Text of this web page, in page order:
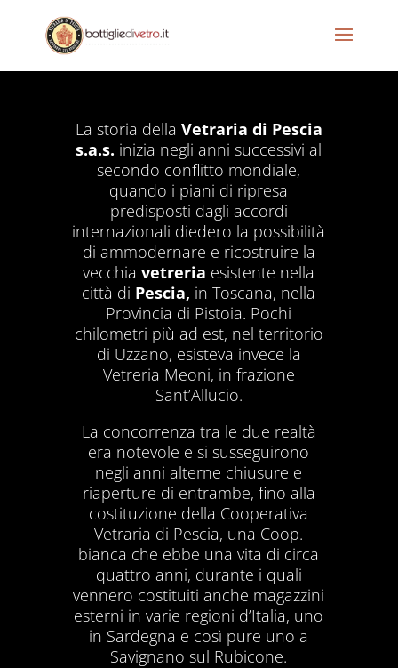
La storia della Vetraria di Pescia
s.a.s. inizia negli anni successivi al
secondo conflitto mondiale,
quando i piani di ripresa
predisposti dagli accordi
internazionali diedero la possibilità
di ammodernare e ricostruire la
vecchiavetreria esistente nella
città di Pescia, in Toscana, nella
Provincia di Pistoia. Pochi
chilometri più ad est, nel territorio
di Uzzano, esisteva invece la
Vetreria Meoni, in frazione
Sant’Allucio.
La concorrenza tra le due realtà
era notevole e si susseguirono
negli anni alterne chiusure e
riaperture di entrambe, fino alla
costituzione della Cooperativa
Vetraria di Pescia, una Coop.
bianca che ebbe una vita di circa
quattro anni, durante i quali
vennero costituiti anche magazzini
esterni in varie regioni d’Italia, uno
in Sardegna e così pure uno a
Savignano sul Rubicone.